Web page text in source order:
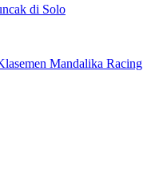
di Solo
Mandalika Racing